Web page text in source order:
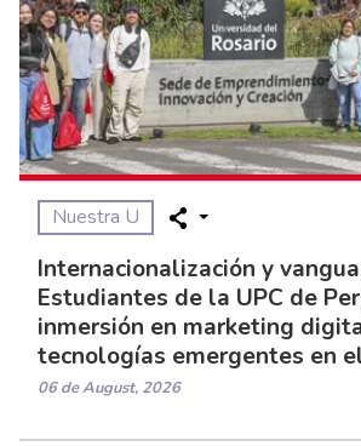
Nuestra U
Internacionalización y
Estudiantes de la UPC de
inmersión en marketing
tecnologías emergentes en
06 de August, 2026